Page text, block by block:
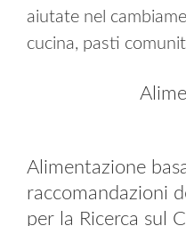
aiutate nel
cucina, pasti
Alimentazione
raccomandazioni
per la Ricerca sul